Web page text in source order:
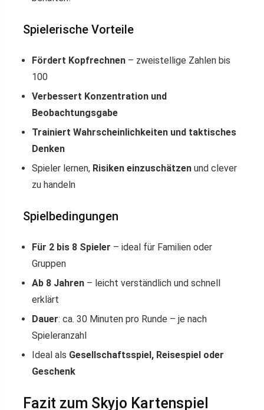
Spielerische Vorteile
Fördert Kopfrechnen – zweistellige Zahlen bis
100
Verbessert Konzentration und
Beobachtungsgabe
Trainiert Wahrscheinlichkeiten und taktisches
Denken
Spieler lernen, Risiken einzuschätzen und clever
zu handeln
Spielbedingungen
Für 2 bis 8 Spieler – ideal für Familien oder
Gruppen
Ab 8 Jahren – leicht verständlich und schnell
erklärt
Dauer: ca. 30 Minuten pro Runde – je nach
Spieleranzahl
Ideal als Gesellschaftsspiel, Reisespiel oder
Geschenk
Fazit zum Skyjo Kartenspiel